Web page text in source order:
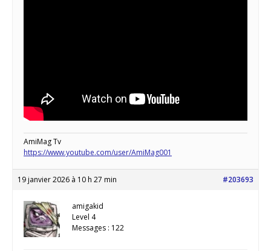
AmiMag Tv
https://www.youtube.com/user/AmiMag001
19 janvier 2026 à 10 h 27 min #203693
amigakid
Level 4
Messages : 122